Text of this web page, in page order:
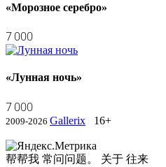
«Морозное серебро»
7 000
«Лунная ночь»
7 000
2009-2026 Gallerix 16+
帮帮我 常问问题。 关于 往来